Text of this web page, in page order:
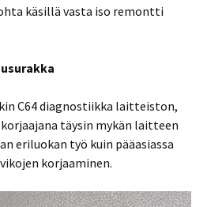
käsillä vasta iso remontti
C64 diagnostiikka laitteiston,
täysin mykän laitteen
eriluokan työ kuin pääasiassa
korjaaminen.